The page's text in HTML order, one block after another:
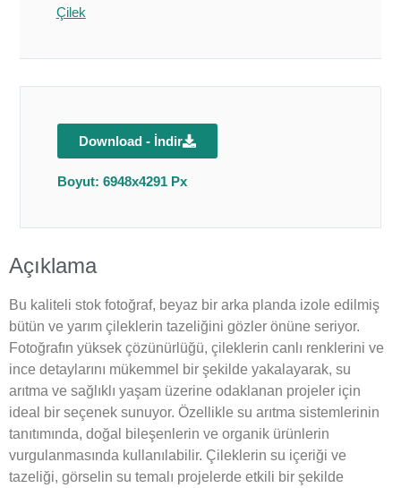
Çilek
Download - İndir
Boyut: 6948x4291 Px
Açıklama
Bu kaliteli stok fotoğraf, beyaz bir arka planda izole edilmiş
bütün ve yarım çileklerin tazeliğini gözler önüne seriyor.
Fotoğrafın yüksek çözünürlüğü, çileklerin canlı renklerini ve
ince detaylarını mükemmel bir şekilde yakalayarak, su
arıtma ve sağlıklı yaşam üzerine odaklanan projeler için
ideal bir seçenek sunuyor. Özellikle su arıtma sistemlerinin
tanıtımında, doğal bileşenlerin ve organik ürünlerin
vurgulanmasında kullanılabilir. Çileklerin su içeriği ve
tazeliği, görselin su temalı projelerde etkili bir şekilde